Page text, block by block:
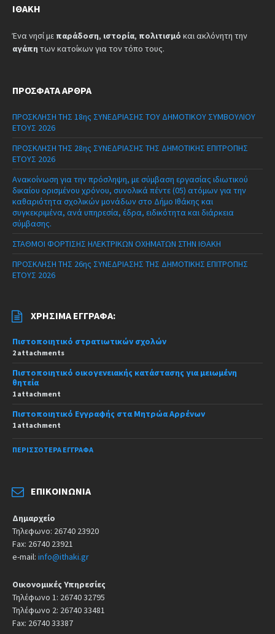
ΙΘΆΚΗ
Ένα νησί με παράδοση, ιστορία, πολιτισμό και ακλόνητη την
αγάπη των κατοίκων για τον τόπο τους.
ΠΡΌΣΦΑΤΑ ΆΡΘΡΑ
ΠΡΟΣΚΛΗΣΗ ΤΗΣ 18ης ΣΥΝΕΔΡΙΑΣΗΣ ΤΟΥ ΔΗΜΟΤΙΚΟΥ ΣΥΜΒΟΥΛΙΟΥ
ΕΤΟΥΣ 2026
ΠΡΟΣΚΛΗΣΗ ΤΗΣ 28ης ΣΥΝΕΔΡΙΑΣΗΣ ΤΗΣ ΔΗΜΟΤΙΚΗΣ ΕΠΙΤΡΟΠΗΣ
ΕΤΟΥΣ 2026
Ανακοίνωση για την πρόσληψη, με σύμβαση εργασίας ιδιωτικού
δικαίου ορισμένου χρόνου, συνολικά πέντε (05) ατόμων για την
καθαριότητα σχολικών μονάδων στο Δήμο Ιθάκης και
συγκεκριμένα, ανά υπηρεσία, έδρα, ειδικότητα και διάρκεια
σύμβασης.
ΣΤΑΘΜΟΙ ΦΟΡΤΙΣΗΣ ΗΛΕΚΤΡΙΚΩΝ ΟΧΗΜΑΤΩΝ ΣΤΗΝ ΙΘΑΚΗ
ΠΡΟΣΚΛΗΣΗ ΤΗΣ 26ης ΣΥΝΕΔΡΙΑΣΗΣ ΤΗΣ ΔΗΜΟΤΙΚΗΣ ΕΠΙΤΡΟΠΗΣ
ΕΤΟΥΣ 2026
ΧΡΉΣΙΜΑ ΈΓΓΡΑΦΑ:
Πιστοποιητικό στρατιωτικών σχολών
2 attachments
Πιστοποιητικό οικογενειακής κατάστασης για μειωμένη
θητεία
1 attachment
Πιστοποιητικό Εγγραφής στα Μητρώα Αρρένων
1 attachment
ΠΕΡΙΣΣΌΤΕΡΑ ΈΓΓΡΑΦΑ
ΕΠΙΚΟΙΝΩΝΊΑ
Δημαρχείο
Τηλεφωνο: 26740 23920
Fax: 26740 23921
e-mail: info@ithaki.gr
Οικονομικές Υπηρεσίες
Τηλέφωνο 1: 26740 32795
Τηλέφωνο 2: 26740 33481
Fax: 26740 33387